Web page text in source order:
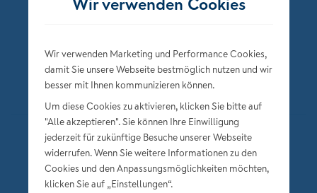
Datenschutz
Impressum
Wir verwenden Marketing und Performance Cookies,
damit Sie unsere Webseite bestmöglich nutzen und wir
besser mit Ihnen kommunizieren können.
Um diese Cookies zu aktivieren, klicken Sie bitte auf
"Alle akzeptieren". Sie können Ihre Einwilligung
jederzeit für zukünftige Besuche unserer Webseite
widerrufen. Wenn Sie weitere Informationen zu den
Cookies und den Anpassungsmöglichkeiten möchten,
klicken Sie auf „Einstellungen“.